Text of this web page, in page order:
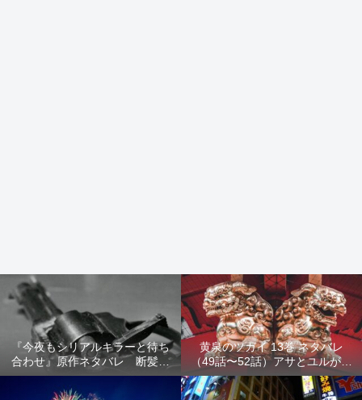
『今夜もシリアルキラーと待ち
合わせ』原作ネタバレ 断髪オ
ブジェ殺人事件 犯人の正体や
結末を解説
黄泉のツガイ 13巻 ネタバレ
（49話〜52話）アサとユルが家
出！西ノ村の真実とヒカルの決
意を解説